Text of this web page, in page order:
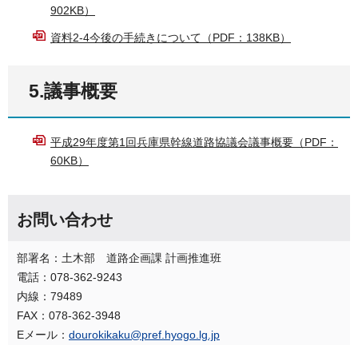
902KB）
資料2-4今後の手続きについて（PDF：138KB）
5.議事概要
平成29年度第1回兵庫県幹線道路協議会議事概要（PDF：
60KB）
お問い合わせ
部署名：土木部 道路企画課 計画推進班
電話：078-362-9243
内線：79489
FAX：078-362-3948
Eメール： dourokikaku@pref.hyogo.lg.jp